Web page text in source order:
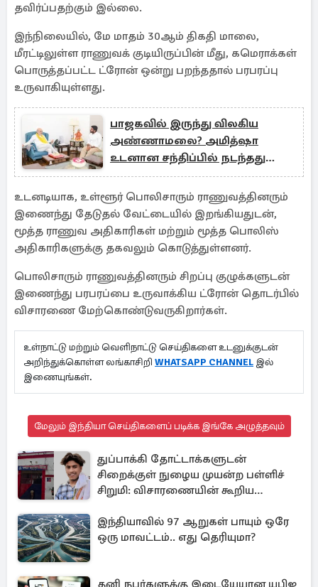
தவிர்ப்பதற்கும் இல்லை.
இந்நிலையில், மே மாதம் 30ஆம் திகதி மாலை,
மீரட்டிலுள்ள ராணுவக் குடியிருப்பின் மீது, கமெராக்கள்
பொருத்தப்பட்ட ட்ரோன் ஒன்று பறந்ததால் பரபரப்பு
உருவாகியுள்ளது.
பாஜகவில் இருந்து விலகிய
அண்ணாமலை? அமித்ஷா
உடனான சந்திப்பில் நடந்தது
என்ன?
உடனடியாக, உள்ளூர் பொலிசாரும் ராணுவத்தினரும்
இணைந்து தேடுதல் வேட்டையில் இறங்கியதுடன்,
மூத்த ராணுவ அதிகாரிகள் மற்றும் மூத்த பொலிஸ்
அதிகாரிகளுக்கு தகவலும் கொடுத்துள்ளனர்.
பொலிசாரும் ராணுவத்தினரும் சிறப்பு குழுக்களுடன்
இணைந்து பரபரப்பை உருவாக்கிய ட்ரோன் தொடர்பில்
விசாரணை மேற்கொண்டுவருகிறார்கள்.
உள்நாட்டு மற்றும் வெளிநாட்டு செய்திகளை உடனுக்குடன்
அறிந்துக்கொள்ள லங்காசிறி WHATSAPP CHANNEL இல்
இணையுங்கள்.
மேலும் இந்தியா செய்திகளைப் படிக்க இங்கே அழுத்தவும்
துப்பாக்கி தோட்டாக்களுடன்
சிறைக்குள் நுழைய முயன்ற பள்ளிச்
சிறுமி: விசாரணையின் கூறிய
இந்தியாவில் 97 ஆறுகள் பாயும் ஒரே
ஒரு மாவட்டம்.. எது தெரியுமா?
தனி நபர்களுக்கு இடையேயான யுபிஐ